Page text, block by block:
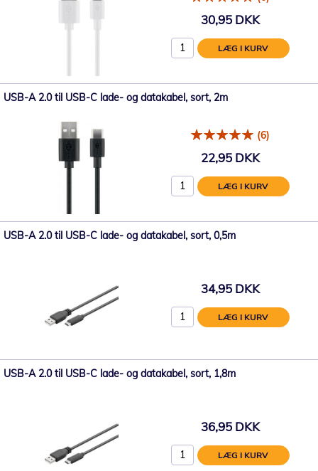
30,95 DKK
LÆG I KURV
USB-A 2.0 til USB-C lade- og datakabel, sort, 2m
(6)
22,95 DKK
LÆG I KURV
USB-A 2.0 til USB-C lade- og datakabel, sort, 0,5m
34,95 DKK
LÆG I KURV
USB-A 2.0 til USB-C lade- og datakabel, sort, 1,8m
36,95 DKK
LÆG I KURV